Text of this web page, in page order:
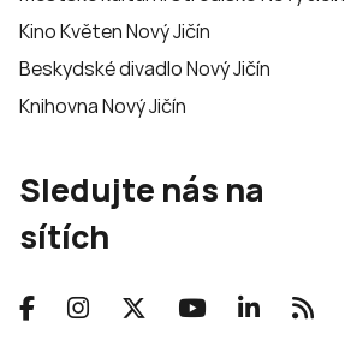
Kino Květen Nový Jičín
Beskydské divadlo Nový Jičín
Knihovna Nový Jičín
Sledujte nás na
sítích